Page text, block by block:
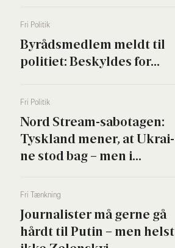
Fri Poli­tik
Byrå­ds­med­lem meldt til
poli­ti­et: Beskyl­des for...
Fri Poli­tik
Nord Stream-sabo­ta­gen:
Tys­kland mener, at Ukrai­
ne stod bag – men i...
Fri Tænk­ning
Jour­na­li­ster må ger­ne gå
hårdt til Putin – men helst